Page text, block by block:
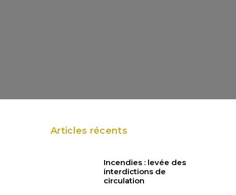
Articles récents
Incendies : levée des
interdictions de
circulation